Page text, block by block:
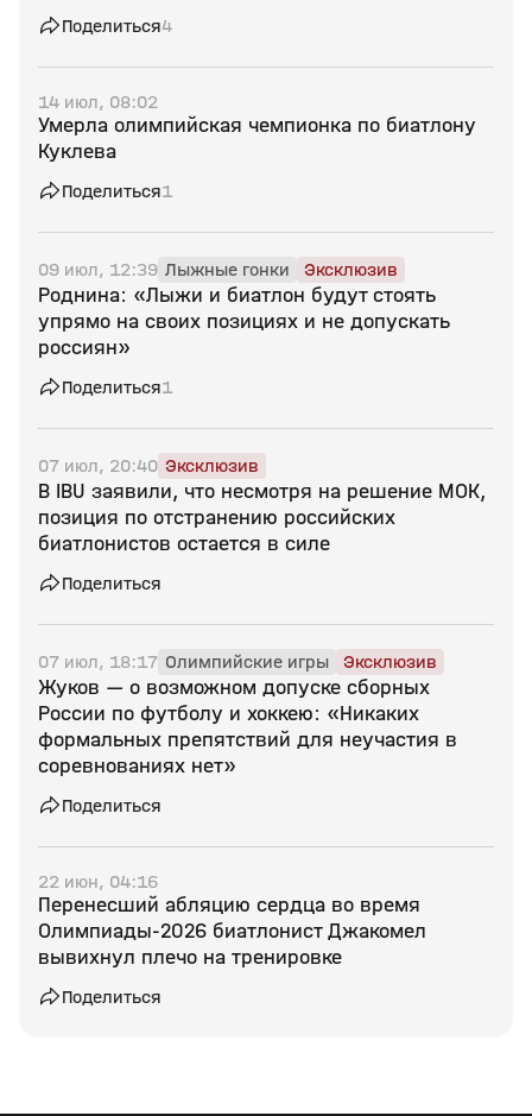
Поделиться4
14 июл, 08:02
Умерла олимпийская чемпионка по биатлону
Куклева
Поделиться1
09 июл, 12:39 Лыжные гонки Эксклюзив
Роднина: «Лыжи и биатлон будут стоять
упрямо на своих позициях и не допускать
россиян»
Поделиться1
07 июл, 20:40 Эксклюзив
В IBU заявили, что несмотря на решение МОК,
позиция по отстранению российских
биатлонистов остается в силе
Поделиться
07 июл, 18:17 Олимпийские игры Эксклюзив
Жуков — о возможном допуске сборных
России по футболу и хоккею: «Никаких
формальных препятствий для неучастия в
соревнованиях нет»
Поделиться
22 июн, 04:16
Перенесший абляцию сердца во время
Олимпиады‑2026 биатлонист Джакомел
вывихнул плечо на тренировке
Поделиться